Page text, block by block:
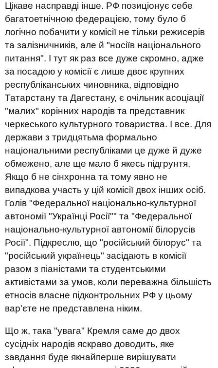
Цікаве насправді інше. РФ позиціонує себе
багатоетнічною федерацією, тому було б
логічно побачити у комісії не тільки режисерів
та залізничників, але й "носіїв національного
питання". І тут як раз все дуже скромно, адже
за посадою у комісії є лише двоє крупних
республіканських чиновника, відповідно
Татарстану та Дагестану, є очільник асоціації
"малих" корінних народів та представник
черкеського культурного товариства. І все. Для
держави з тридцятьма формально
національними республіками це дуже й дуже
обмежено, але ще мало б якесь підгрунтя.
Якщо б не сінхронна та тому явно не
випадкова участь у цій комісії двох інших осіб.
Голів "Федеральної національно-культурної
автономії "Українці Росії"" та "Федеральної
національно-культурної автономії білорусів
Росії". Підкреслю, що "російський білорус" та
"російський українець" засідають в комісії
разом з піаністами та студентськими
активістами за умов, коли переважна більшість
етносів власне підконтрольних РФ у цьому
вар'єте не представлена ніким.
Що ж, така "увага" Кремля саме до двох
сусідніх народів яскраво доводить, яке
завдання буде якнайперше вирішувати